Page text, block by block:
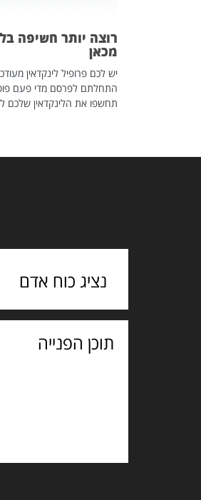
רוצה יותר חשיפה
מכאן
יש לכם פרופיל לינקדאין
התחלתם לפרסם מדי פעם
תחשפו את הלינקדאין שלכם
נציג כוח אדם
תוכן